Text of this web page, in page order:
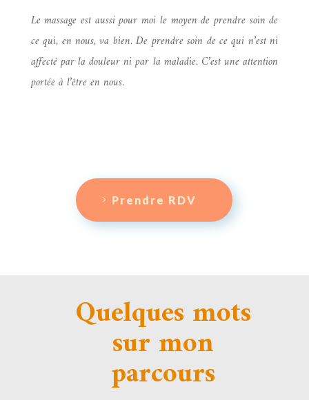
Le massage est aussi pour moi le moyen de prendre soin de
ce qui, en nous, va bien. De prendre soin de ce qui n’est ni
affecté par la douleur ni par la maladie. C’est une attention
portée à l’être en nous.
Prendre RDV
Quelques mots
sur mon
parcours